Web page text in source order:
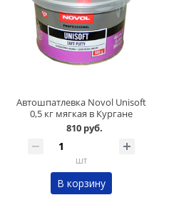
Автошпатлевка Novol Unisoft
0,5 кг мягкая в Кургане
810 руб.
шт
В корзину